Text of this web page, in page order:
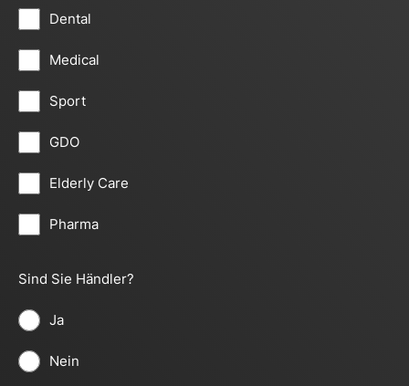
Dental
Medical
Sport
GDO
Elderly Care
Pharma
Sind Sie Händler?
Ja
Nein